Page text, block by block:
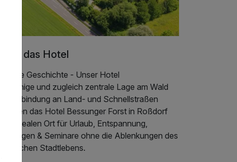
Über das Hotel
Unsere Geschichte - Unser Hotel
Die ruhige und zugleich zentrale Lage am Wald
mit Anbindung an Land- und Schnellstraßen
machen das Hotel Bessunger Forst in Roßdorf
zum idealen Ort für Urlaub, Entspannung,
Tagungen & Seminare ohne die Ablenkungen des
hektischen Stadtlebens.